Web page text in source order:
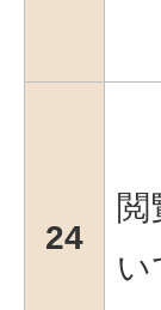
24
閲
い